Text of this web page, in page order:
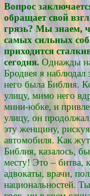
Вопрос
обращает свой
грязь? Мы знаем,
самых сильных
приходится
сегодня. Однажды
Бродвея я наблюдал
него была Библия.
улицу, мимо него
мини-юбке, и
улицу, он
эту женщину,
автомобиля. Как
Библия, казалось,
месту! Это – битва,
адвокаты, врачи,
национальностей.